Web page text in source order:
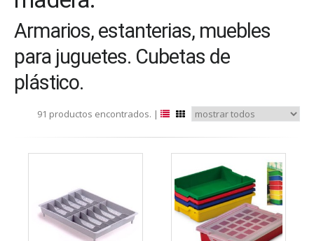
Armarios, estanterias, muebles
para juguetes. Cubetas de
plástico.
91 productos encontrados. |